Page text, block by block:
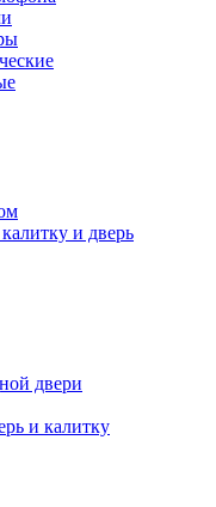
и дверь
двери
и калитку